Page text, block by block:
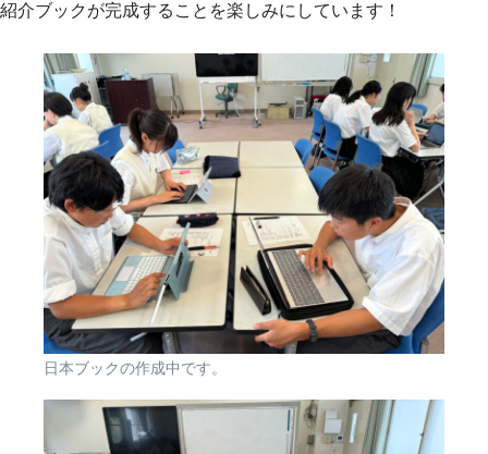
紹介ブックが完成することを楽しみにしています！
日本ブックの作成中です。